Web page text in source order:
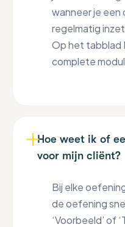
wanneer je
regelmatig
Op het tabblad
complete
Hoe weet ik of
voor mijn cliënt?
Bij elke
de oefening
‘Voorbeeld’ of